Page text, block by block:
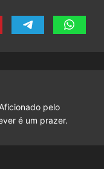
pelo
é um prazer.